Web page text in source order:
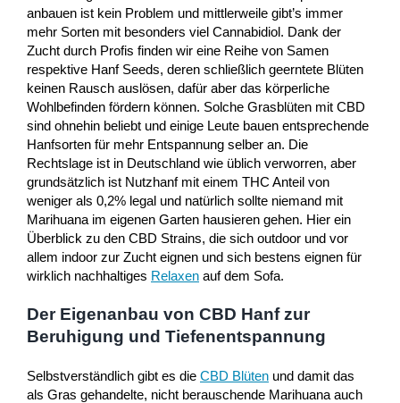
anbauen ist kein Problem und mittlerweile gibt’s immer
mehr Sorten mit besonders viel Cannabidiol. Dank der
Zucht durch Profis finden wir eine Reihe von Samen
respektive Hanf Seeds, deren schließlich geerntete Blüten
keinen Rausch auslösen, dafür aber das körperliche
Wohlbefinden fördern können. Solche Grasblüten mit CBD
sind ohnehin beliebt und einige Leute bauen entsprechende
Hanfsorten für mehr Entspannung selber an. Die
Rechtslage ist in Deutschland wie üblich verworren, aber
grundsätzlich ist Nutzhanf mit einem THC Anteil von
weniger als 0,2% legal und natürlich sollte niemand mit
Marihuana im eigenen Garten hausieren gehen. Hier ein
Überblick zu den CBD Strains, die sich outdoor und vor
allem indoor zur Zucht eignen und sich bestens eignen für
wirklich nachhaltiges Relaxen auf dem Sofa.
Der Eigenanbau von CBD Hanf zur
Beruhigung und Tiefenentspannung
Selbstverständlich gibt es die CBD Blüten und damit das
als Gras gehandelte, nicht berauschende Marihuana auch